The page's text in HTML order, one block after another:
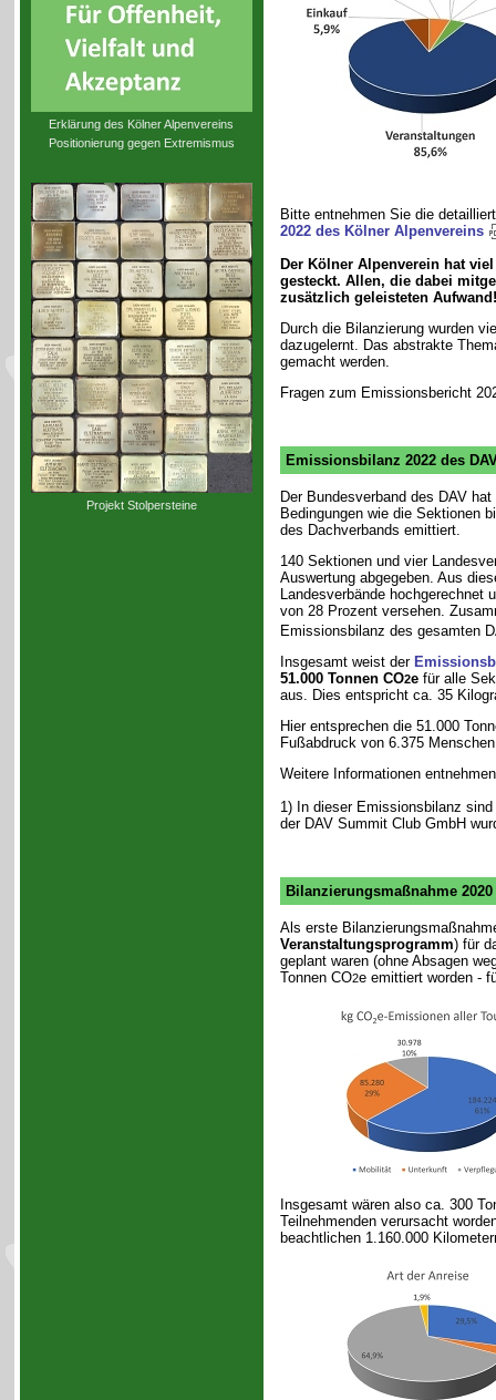
Erklärung des Kölner Alpenvereins
Positionierung gegen Extremismus
Projekt Stolpersteine
Bitte entnehmen Sie die
2022 des Kölner Alpenvereins
Der Kölner Alpenverein hat
gesteckt. Allen, die dabei
zusätzlich geleisteten Aufwand!
Durch die Bilanzierung wurden
dazugelernt. Das abstrakte
gemacht werden.
Fragen zum Emissionsbericht
Emissionsbilanz 2022 des
Der Bundesverband des DAV
Bedingungen wie die Sektionen
des Dachverbands emittiert.
140 Sektionen und vier
Auswertung abgegeben. Aus
Landesverbände
von 28 Prozent versehen.
Emissionsbilanz des gesamten
Insgesamt weist der
51.000 Tonnen CO2efür alle
aus. Dies entspricht ca. 35
Hier entsprechen die 51.000
Fußabdruck von 6.375
Weitere Informationen
1) In dieser Emissionsbilanz
der DAV Summit Club GmbH
Bilanzierungsmaßnahme 2020
Als erste
Veranstaltungsprogramm) für
geplant waren (ohne Absagen
Tonnen CO2e emittiert worden -
Insgesamt wären also ca. 300
Teilnehmenden verursacht
beachtlichen 1.160.000